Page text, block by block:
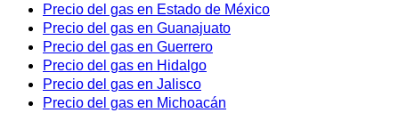
Precio del gas en Estado de México
Precio del gas en Guanajuato
Precio del gas en Guerrero
Precio del gas en Hidalgo
Precio del gas en Jalisco
Precio del gas en Michoacán